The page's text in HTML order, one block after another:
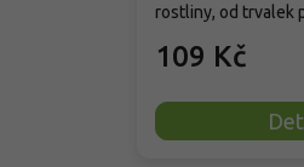
109 Kč
rostliny, od trvalek